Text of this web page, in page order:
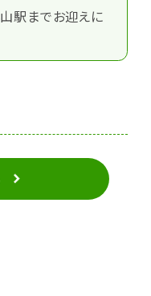
駅までお迎えに